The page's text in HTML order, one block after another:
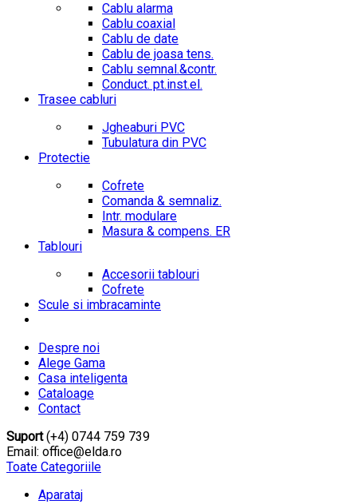
Cablu alarma
Cablu coaxial
Cablu de date
Cablu de joasa tens.
Cablu semnal.&contr.
Conduct. pt.inst.el.
Trasee cabluri
Jgheaburi PVC
Tubulatura din PVC
Protectie
Cofrete
Comanda & semnaliz.
Intr. modulare
Masura & compens. ER
Tablouri
Accesorii tablouri
Cofrete
Scule si imbracaminte
Despre noi
Alege Gama
Casa inteligenta
Cataloage
Contact
Suport(+4) 0744 759 739
Email: office@elda.ro
Toate Categoriile
Aparataj